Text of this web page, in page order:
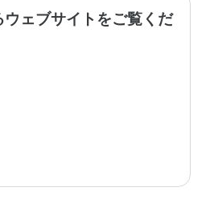
ェブサイトをご覧くだ